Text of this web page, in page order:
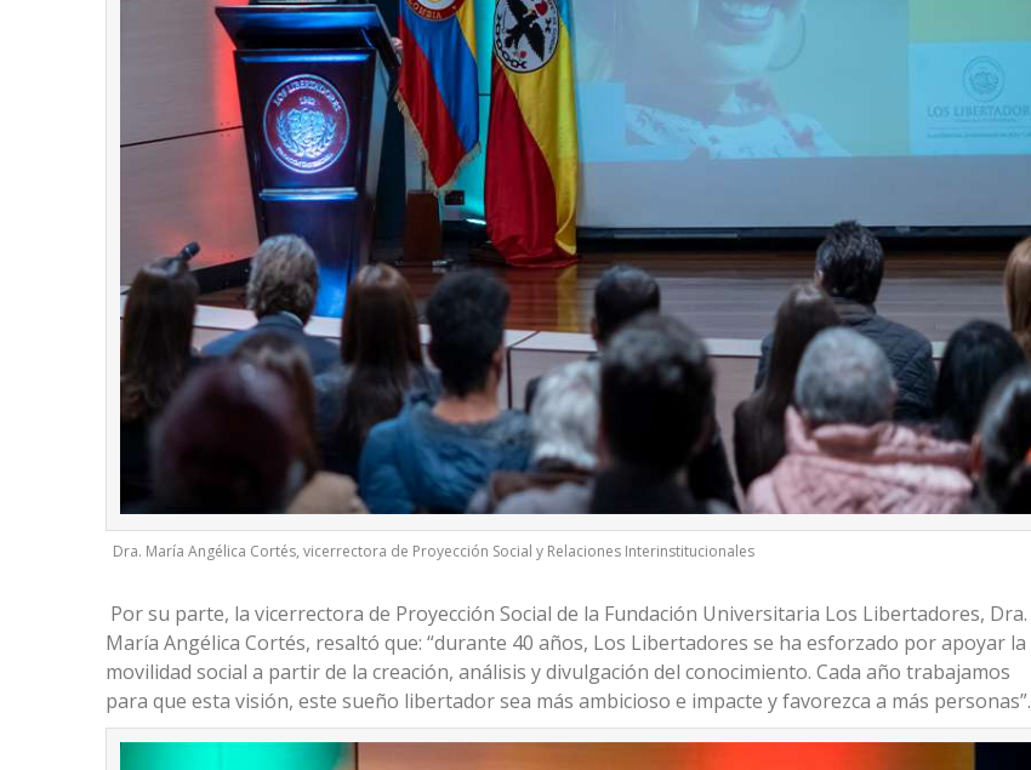
Dra. María Angélica Cortés, vicerrectora de Proyección Social y Relaciones Interinstitucionales
Por su parte, la vicerrectora de Proyección Social de la Fundación Universitaria Los Libertadores, Dra.
María Angélica Cortés, resaltó que: “durante 40 años, Los Libertadores se ha esforzado por apoyar la
movilidad social a partir de la creación, análisis y divulgación del conocimiento. Cada año trabajamos
para que esta visión, este sueño libertador sea más ambicioso e impacte y favorezca a más personas”.